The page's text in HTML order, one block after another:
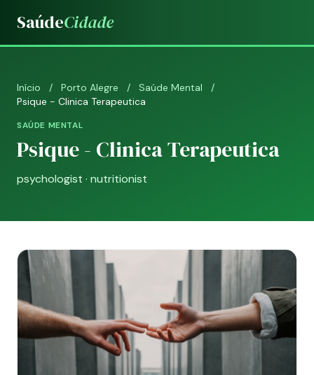
SaúdeCidade
Início / Porto Alegre / Saúde Mental
/
Psique - Clinica Terapeutica
SAÚDE MENTAL
Psique - Clinica Terapeutica
psychologist · nutritionist